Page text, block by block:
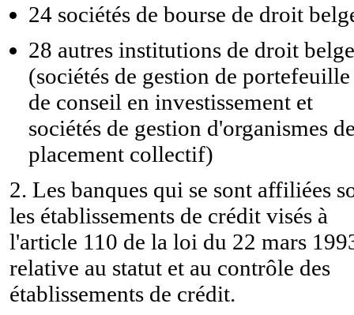
24 sociétés de bourse de droit
28 autres institutions de droit belge
(sociétés de gestion de portefeuille
de conseil en investissement et
sociétés de gestion d'organismes
placement collectif)
2. Les banques qui se sont affiliées
les établissements de crédit visés à
l'article 110 de la loi du 22 mars
relative au statut et au contrôle des
établissements de crédit.